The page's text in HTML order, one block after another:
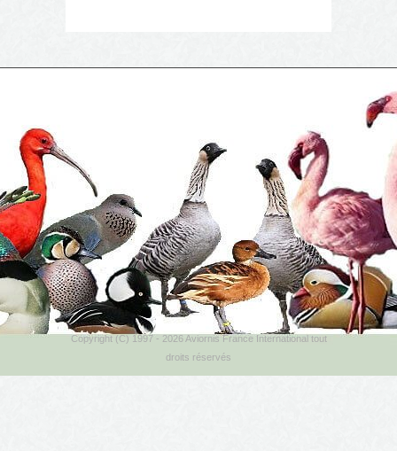
Copyright (C) 1997 - 2026 Aviornis France International tout
droits réservés